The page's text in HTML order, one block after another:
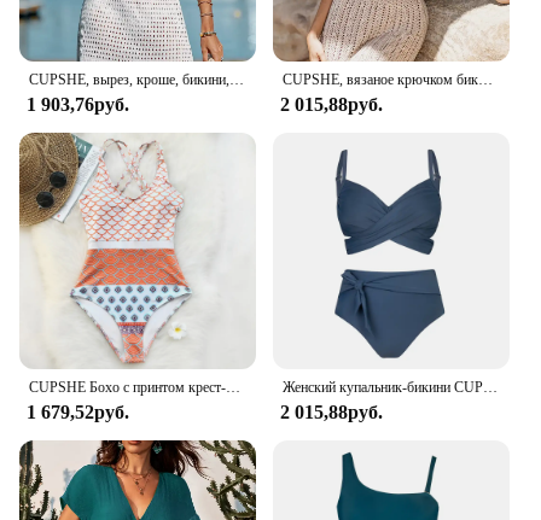
1 903,76руб.
CUPSHE, вязаное крючком бикини, купальник, накидка для женщин, сексуальный v-образный вырез, без рукавов, Пляжная туника, мини, накидка, платье, 2023, летняя пляжная одежда
2 015,88руб.
1 679,52руб.
Женский купальник-бикини CUPSHE, с завязками на размера плюс, с высокой талией, большие размеры 3XL, 2023
2 015,88руб.